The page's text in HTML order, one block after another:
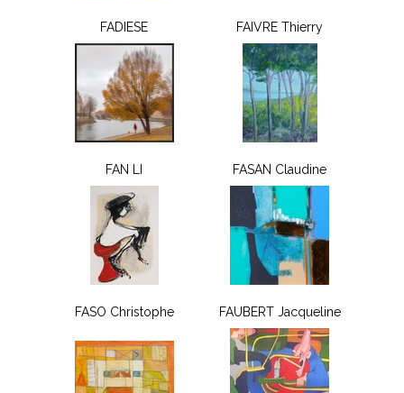
FADIESE FAIVRE Thierry
FAN LI FASAN Claudine
FASO Christophe FAUBERT Jacqueline